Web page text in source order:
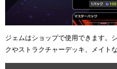
ジェムはショップで使用できます。
クやストラクチャーデッキ、メイト